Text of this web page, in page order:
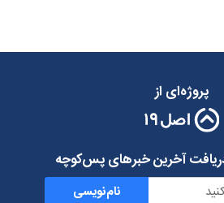
پروژه‌ای از
آخرین خبرهای پس‌کوچه
نام‌نویسی